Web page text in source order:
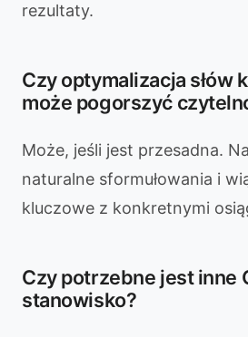
rezultaty.
Czy optymalizacja słów
może pogorszyć
Może, jeśli jest przesadna.
naturalne sformułowania i
kluczowe z konkretnymi
Czy potrzebne jest inne
stanowisko?